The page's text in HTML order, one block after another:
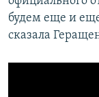
будем еще и
сказала